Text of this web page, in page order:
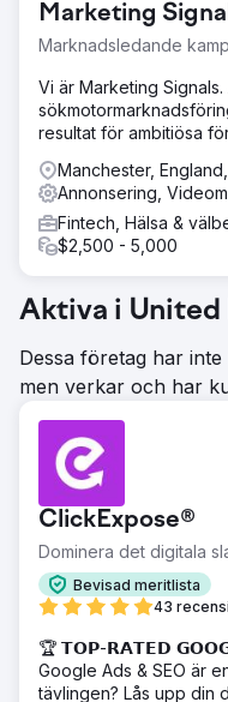
Marketing
Marknadsledande
Vi är Marketing
resultat för ambitiösa
Manchester,
Annonsering,
Fintech, Hälsa &
$2,500 - 5,000
Aktiva i United
Dessa företag har
men verkar och har
ClickExpose®
Dominera det digitala
Bevisad meritlista
43
🏆 𝗧𝗢𝗣-𝗥𝗔𝗧𝗘𝗗
Google Ads & SEO är
tävlingen? Lås upp din